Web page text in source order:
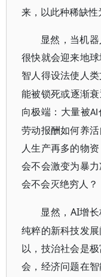
来，以此种稀缺性
显然，当机
很快就会迎来地
智人得设法使人
能被锁死或逐渐
向极端：大量被AI
劳动报酬如何养
人生产再多的物
会不会激变为暴
会不会灭绝穷人？
显然， AI增长
纯粹的新科技发
以，技治社会是
会，经济问题在